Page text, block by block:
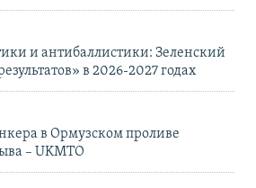
и антибаллистики: Зеленский
в 2026-2027 годах
в Ормузском проливе
– UKMTO